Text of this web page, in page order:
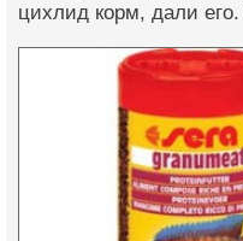
цихлид корм, дали